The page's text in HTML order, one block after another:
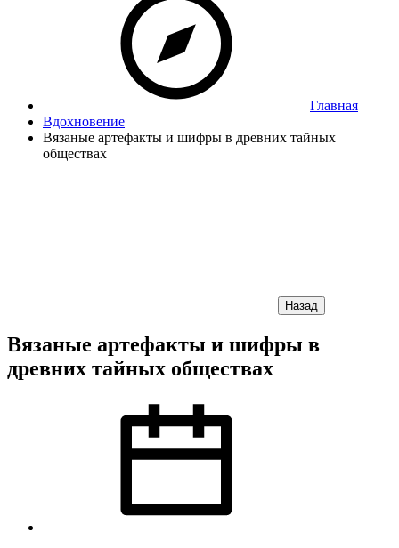
Главная
Вдохновение
Вязаные артефакты и шифры в древних тайных
обществах
Назад
Вязаные артефакты и шифры в
древних тайных обществах